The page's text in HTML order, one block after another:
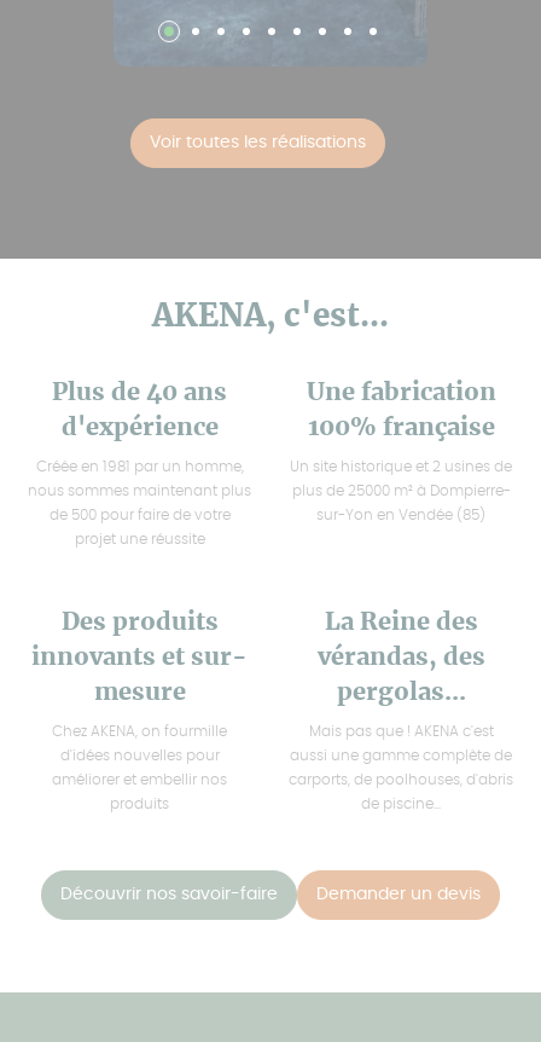
Voir toutes les réalisations
AKENA, c'est...
Plus de 40 ans
d'expérience
Créée en 1981 par un homme,
nous sommes maintenant plus
de 500 pour faire de votre
projet une réussite
Une fabrication
100% française
Un site historique et 2 usines de
plus de 25000 m² à Dompierre-
sur-Yon en Vendée (85)
Des produits
innovants et sur-
mesure
Chez AKENA, on fourmille
d'idées nouvelles pour
améliorer et embellir nos
produits
La Reine des
vérandas, des
pergolas...
Mais pas que ! AKENA c'est
aussi une gamme complète de
carports, de poolhouses, d'abris
de piscine...
Découvrir nos savoir-faire Demander un devis